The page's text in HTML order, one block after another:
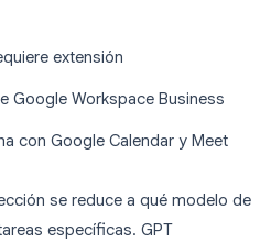
extensión
Google Workspace Business
con Google Calendar y Meet
se reduce a qué modelo de
específicas. GPT